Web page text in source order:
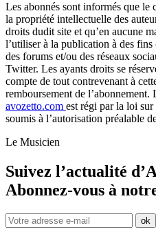
Les abonnés sont informés que le
la propriété intellectuelle des
droits dudit site et qu’en aucune
l’utiliser à la publication à des
des forums et/ou des réseaux
Twitter. Les ayants droits se
compte de tout contrevenant à
remboursement de
avozetto.com est régi par la loi sur
soumis à l’autorisation préalable
Le Musicien
Suivez l’actualité
Abonnez-vous à